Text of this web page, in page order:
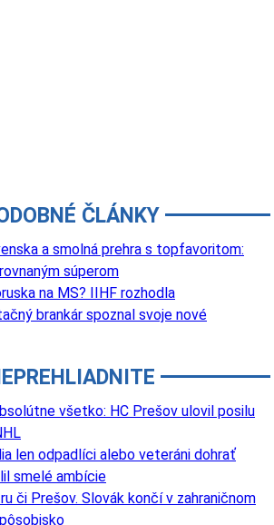
ČLÁNKY
a smolná prehra s topfavoritom:
súperom
na MS? IIHF rozhodla
brankár spoznal svoje nové
všetko: HC Prešov ulovil posilu
len odpadlíci alebo veteráni dohrať
smelé ambície
či Prešov. Slovák končí v zahraničnom